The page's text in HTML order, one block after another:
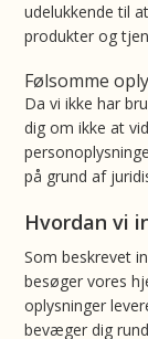
udelukkende til
produkter og
Følsomme
Da vi ikke har
dig om ikke at
på grund af
Hvordan vi
Som beskrevet
besøger vores
oplysninger
bevæger dig